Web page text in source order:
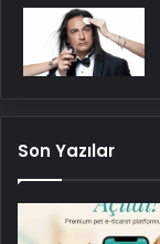
Son Yazılar